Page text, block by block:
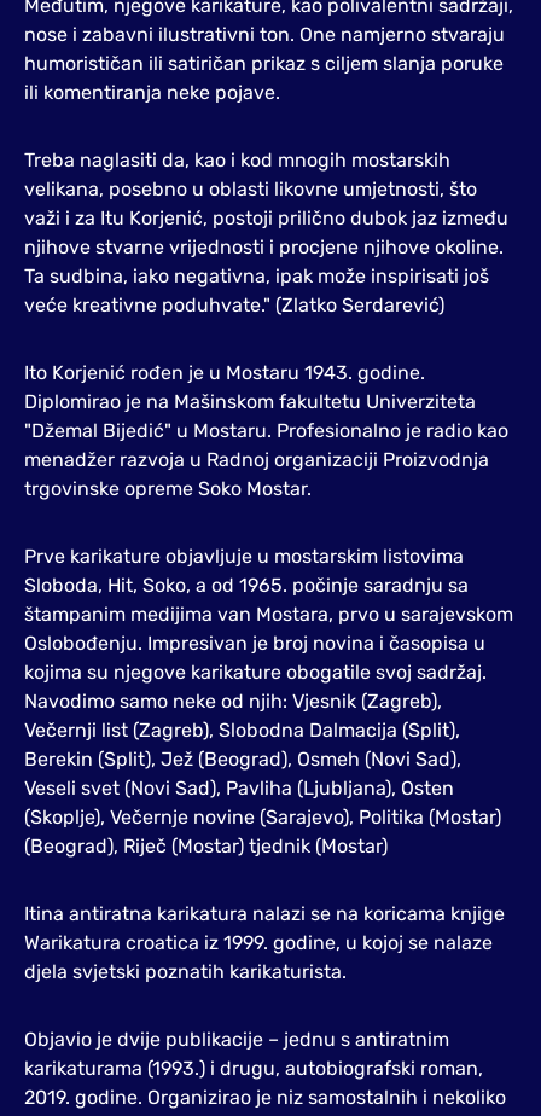
Međutim, njegove karikature, kao polivalentni sadržaji,
nose i zabavni ilustrativni ton. One namjerno stvaraju
humorističan ili satiričan prikaz s ciljem slanja poruke
ili komentiranja neke pojave.
Treba naglasiti da, kao i kod mnogih mostarskih
velikana, posebno u oblasti likovne umjetnosti, što
važi i za Itu Korjenić, postoji prilično dubok jaz između
njihove stvarne vrijednosti i procjene njihove okoline.
Ta sudbina, iako negativna, ipak može inspirisati još
veće kreativne poduhvate." (Zlatko Serdarević)
Ito Korjenić rođen je u Mostaru 1943. godine.
Diplomirao je na Mašinskom fakultetu Univerziteta
"Džemal Bijedić" u Mostaru. Profesionalno je radio kao
menadžer razvoja u Radnoj organizaciji Proizvodnja
trgovinske opreme Soko Mostar.
Prve karikature objavljuje u mostarskim listovima
Sloboda, Hit, Soko, a od 1965. počinje saradnju sa
štampanim medijima van Mostara, prvo u sarajevskom
Oslobođenju. Impresivan je broj novina i časopisa u
kojima su njegove karikature obogatile svoj sadržaj.
Navodimo samo neke od njih: Vjesnik (Zagreb),
Večernji list (Zagreb), Slobodna Dalmacija (Split),
Berekin (Split), Jež (Beograd), Osmeh (Novi Sad),
Veseli svet (Novi Sad), Pavliha (Ljubljana), Osten
(Skoplje), Večernje novine (Sarajevo), Politika (Mostar)
(Beograd), Riječ (Mostar) tjednik (Mostar)
Itina antiratna karikatura nalazi se na koricama knjige
Warikatura croatica iz 1999. godine, u kojoj se nalaze
djela svjetski poznatih karikaturista.
Objavio je dvije publikacije – jednu s antiratnim
karikaturama (1993.) i drugu, autobiografski roman,
2019. godine. Organizirao je niz samostalnih i nekoliko